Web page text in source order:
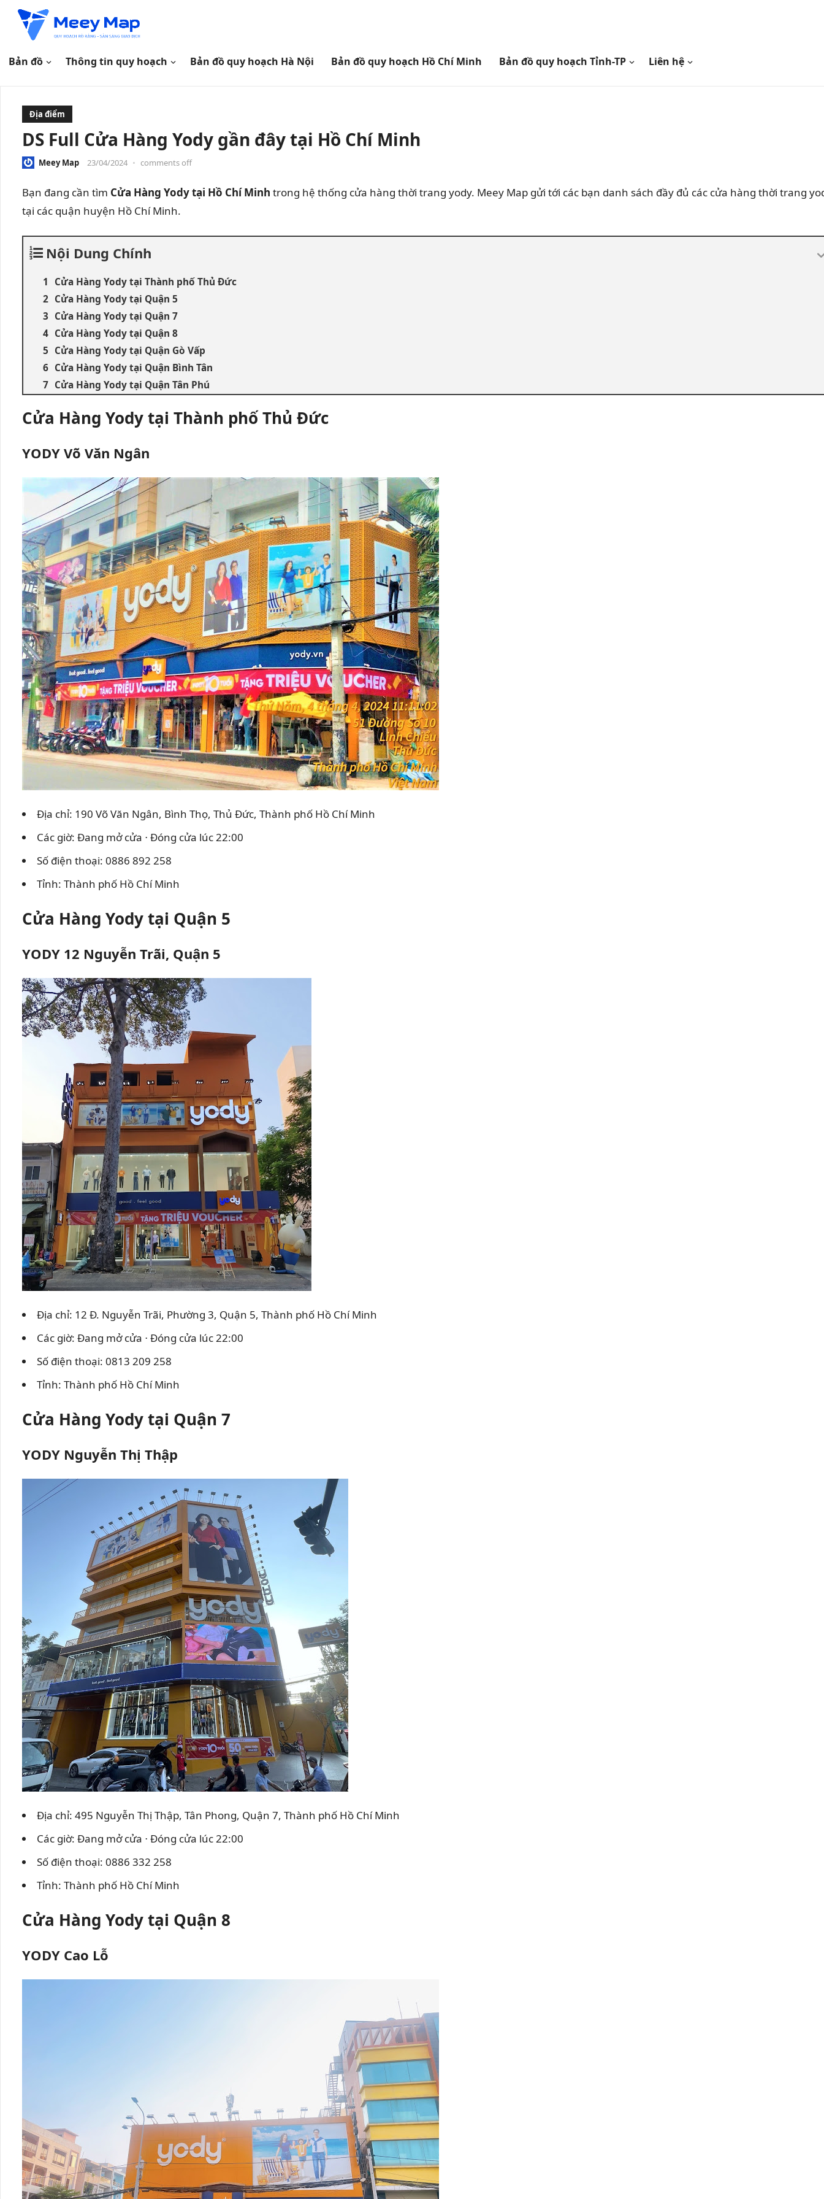
Bản đồ Thông tin quy hoạch Bản đồ quy hoạch Hà Nội Bản đồ quy hoạch Hồ Chí Minh Bản đồ quy hoạch Tỉnh-TP Liên hệ
Địa điểm
DS Full Cửa Hàng Yody gần đây tại Hồ Chí Minh
Meey Map 23/04/2024 • comments off
Bạn đang cần tìm Cửa Hàng Yody tại Hồ Chí Minh trong hệ thống cửa hàng thời trang yody. Meey Map gửi tới các bạn danh sách đầy đủ các cửa hàng thời trang
tại các quận huyện Hồ Chí Minh.
Nội Dung Chính
Cửa Hàng Yody tại Thành phố Thủ Đức
Cửa Hàng Yody tại Quận 5
Cửa Hàng Yody tại Quận 7
Cửa Hàng Yody tại Quận 8
Cửa Hàng Yody tại Quận Gò Vấp
Cửa Hàng Yody tại Quận Bình Tân
Cửa Hàng Yody tại Quận Tân Phú
Cửa Hàng Yody tại Thành phố Thủ Đức
YODY Võ Văn Ngân
Địa chỉ: 190 Võ Văn Ngân, Bình Thọ, Thủ Đức, Thành phố Hồ Chí Minh
Các giờ: Đang mở cửa ⋅ Đóng cửa lúc 22:00
Số điện thoại: 0886 892 258
Tỉnh: Thành phố Hồ Chí Minh
Cửa Hàng Yody tại Quận 5
YODY 12 Nguyễn Trãi, Quận 5
Địa chỉ: 12 Đ. Nguyễn Trãi, Phường 3, Quận 5, Thành phố Hồ Chí Minh
Các giờ: Đang mở cửa ⋅ Đóng cửa lúc 22:00
Số điện thoại: 0813 209 258
Tỉnh: Thành phố Hồ Chí Minh
Cửa Hàng Yody tại Quận 7
YODY Nguyễn Thị Thập
Địa chỉ: 495 Nguyễn Thị Thập, Tân Phong, Quận 7, Thành phố Hồ Chí Minh
Các giờ: Đang mở cửa ⋅ Đóng cửa lúc 22:00
Số điện thoại: 0886 332 258
Tỉnh: Thành phố Hồ Chí Minh
Cửa Hàng Yody tại Quận 8
YODY Cao Lỗ